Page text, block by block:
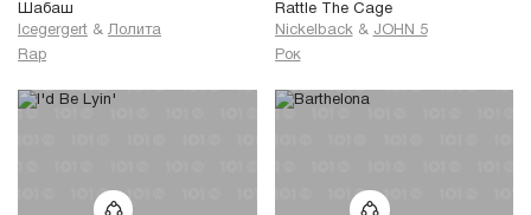
Шабаш
Icegergert & Лолита
Rap
Rattle The Cage
Nickelback & JOHN 5
Рок